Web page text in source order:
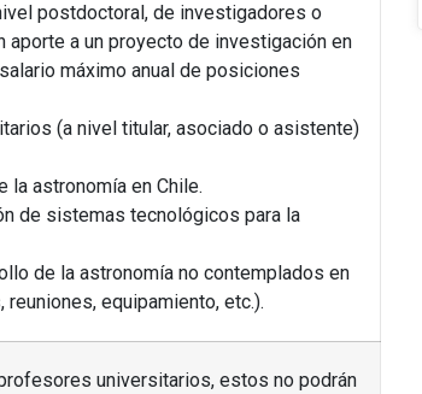
postdoctoral, de investigadores o
aporte a un proyecto de investigación en
máximo anual de posiciones
(a nivel titular, asociado o asistente)
la astronomía en Chile.
de sistemas tecnológicos para la
de la astronomía no contemplados en
equipamiento, etc.).
universitarios, estos no podrán